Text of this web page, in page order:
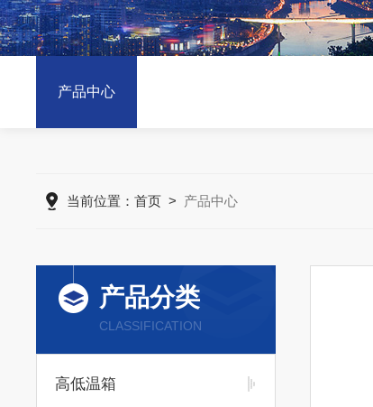
产品中心
当前位置：首页 > 产品中心
产品分类
CLASSIFICATION
高低温箱